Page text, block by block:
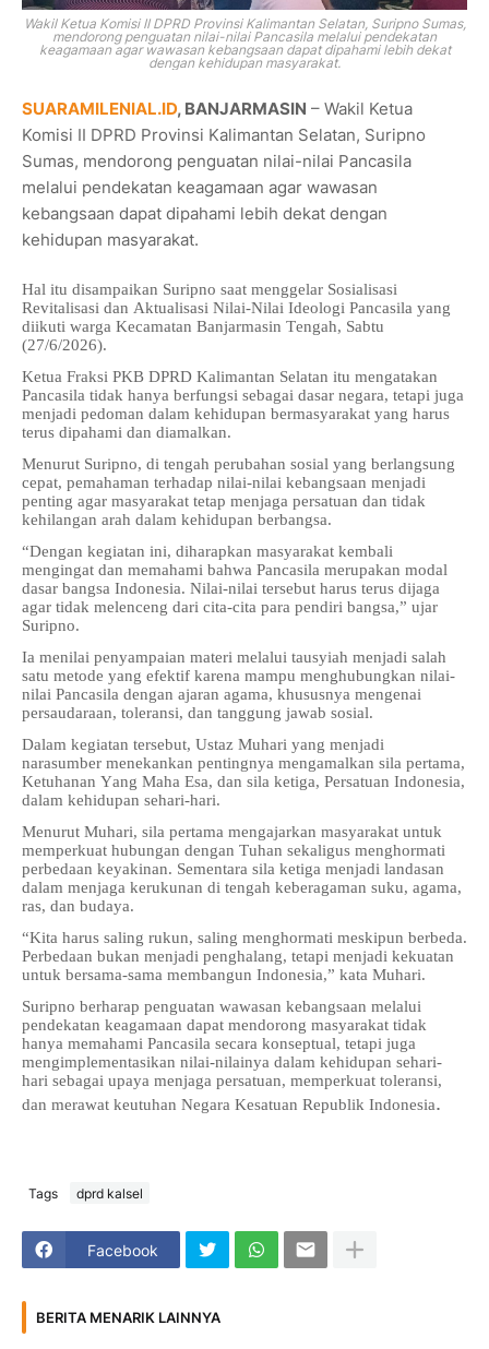
Wakil Ketua Komisi II DPRD Provinsi Kalimantan Selatan, Suripno Sumas,
mendorong penguatan nilai-nilai Pancasila melalui pendekatan
keagamaan agar wawasan kebangsaan dapat dipahami lebih dekat
dengan kehidupan masyarakat.
SUARAMILENIAL.ID, BANJARMASIN – Wakil Ketua
Komisi II DPRD Provinsi Kalimantan Selatan, Suripno
Sumas, mendorong penguatan nilai-nilai Pancasila
melalui pendekatan keagamaan agar wawasan
kebangsaan dapat dipahami lebih dekat dengan
kehidupan masyarakat.
Hal itu disampaikan Suripno saat menggelar Sosialisasi
Revitalisasi dan Aktualisasi Nilai-Nilai Ideologi Pancasila yang
diikuti warga Kecamatan Banjarmasin Tengah, Sabtu
(27/6/2026).
Ketua Fraksi PKB DPRD Kalimantan Selatan itu mengatakan
Pancasila tidak hanya berfungsi sebagai dasar negara, tetapi juga
menjadi pedoman dalam kehidupan bermasyarakat yang harus
terus dipahami dan diamalkan.
Menurut Suripno, di tengah perubahan sosial yang berlangsung
cepat, pemahaman terhadap nilai-nilai kebangsaan menjadi
penting agar masyarakat tetap menjaga persatuan dan tidak
kehilangan arah dalam kehidupan berbangsa.
“Dengan kegiatan ini, diharapkan masyarakat kembali
mengingat dan memahami bahwa Pancasila merupakan modal
dasar bangsa Indonesia. Nilai-nilai tersebut harus terus dijaga
agar tidak melenceng dari cita-cita para pendiri bangsa,” ujar
Suripno.
Ia menilai penyampaian materi melalui tausyiah menjadi salah
satu metode yang efektif karena mampu menghubungkan nilai-
nilai Pancasila dengan ajaran agama, khususnya mengenai
persaudaraan, toleransi, dan tanggung jawab sosial.
Dalam kegiatan tersebut, Ustaz Muhari yang menjadi
narasumber menekankan pentingnya mengamalkan sila pertama,
Ketuhanan Yang Maha Esa, dan sila ketiga, Persatuan Indonesia,
dalam kehidupan sehari-hari.
Menurut Muhari, sila pertama mengajarkan masyarakat untuk
memperkuat hubungan dengan Tuhan sekaligus menghormati
perbedaan keyakinan. Sementara sila ketiga menjadi landasan
dalam menjaga kerukunan di tengah keberagaman suku, agama,
ras, dan budaya.
“Kita harus saling rukun, saling menghormati meskipun berbeda.
Perbedaan bukan menjadi penghalang, tetapi menjadi kekuatan
untuk bersama-sama membangun Indonesia,” kata Muhari.
Suripno berharap penguatan wawasan kebangsaan melalui
pendekatan keagamaan dapat mendorong masyarakat tidak
hanya memahami Pancasila secara konseptual, tetapi juga
mengimplementasikan nilai-nilainya dalam kehidupan sehari-
hari sebagai upaya menjaga persatuan, memperkuat toleransi,
dan merawat keutuhan Negara Kesatuan Republik Indonesia.
Tags dprd kalsel
Facebook
BERITA MENARIK LAINNYA